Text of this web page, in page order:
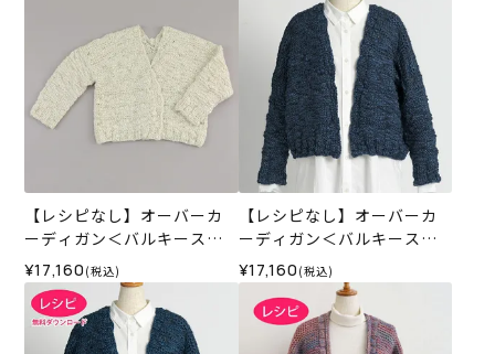
【レシピなし】オーバーカ
ーディガン＜バルキースラ
ブ01IV＞（編み物 材料セッ
ト）
¥17,160 (税込)
【レシピなし】オーバーカ
ーディガン＜バルキースラ
ブ02N＞（編み物 材料セッ
ト）
¥17,160 (税込)